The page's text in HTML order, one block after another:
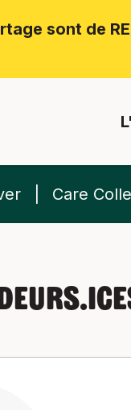
sont de
Care